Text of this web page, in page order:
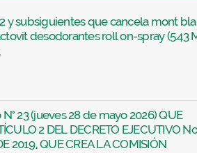
y subsiguientes que cancela mont
desodorantes roll on-spray (5.43
23 (jueves 28 de mayo 2026) QUE
2 DEL DECRETO EJECUTIVO
2019, QUE CREA LA COMISIÓN